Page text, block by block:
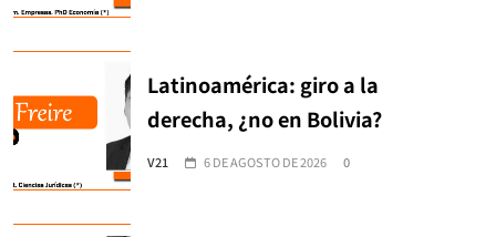
Latinoamérica: giro a la
derecha, ¿no en Bolivia?
V21 6 DE AGOSTO DE 2026 0